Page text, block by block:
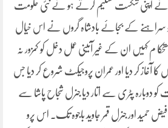
نے اپنی شکست تسلیم کرتے ہو نے نئی حکومت
کو سراہنے کے بجائے بادشاہ گروں نے اس خیال
م کہیں ان کے غیر آئینی عمل دخل کو کمزور نہ
آغاز کر دیا اور عمران پروجیکٹ شروع کر دیا جس
دوبارہ پٹری سے اتار دیا جنرل شجاح پاشا سے
حمید اور جنرل قمر جاوید باجوہ تک۔ اس پرو